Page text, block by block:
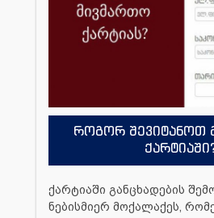
როგორ შევიტანოთ
ქარტიაში განცხადების
ნებისმიერ მოქალაქეს,